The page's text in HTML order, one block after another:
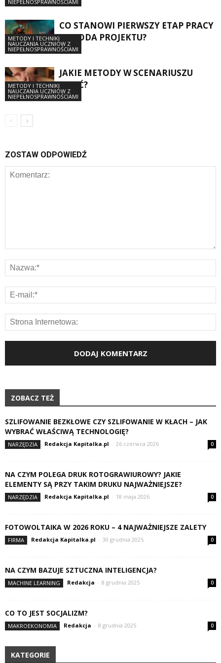
NIEPEŁNOSPRAWNOŚCIAMI
METODY I TECHNIKI
NAUCZANIA UCZNIÓW Z
NIEPEŁNOSPRAWNOŚCIAMI
CO STANOWI PIERWSZY ETAP PRACY
METODA PROJEKTU?
METODY I TECHNIKI
NAUCZANIA UCZNIÓW Z
NIEPEŁNOSPRAWNOŚCIAMI
JAKIE METODY W SCENARIUSZU
ZAJĘĆ?
ZOSTAW ODPOWIEDŹ
ZOBACZ TEŻ
SZLIFOWANIE BEZKŁOWE CZY SZLIFOWANIE W KŁACH – JAK
WYBRAĆ WŁAŚCIWĄ TECHNOLOGIĘ?
NARZĘDZIA Redakcja Kapitalka.pl - 26 czerwca 2026 0
NA CZYM POLEGA DRUK ROTOGRAWIUROWY? JAKIE
ELEMENTY SĄ PRZY TAKIM DRUKU NAJWAŻNIEJSZE?
NARZĘDZIA Redakcja Kapitalka.pl - 18 maja 2026 0
FOTOWOLTAIKA W 2026 ROKU – 4 NAJWAŻNIEJSZE ZALETY
FIRMA Redakcja Kapitalka.pl - 30 grudnia 2025 0
NA CZYM BAZUJE SZTUCZNA INTELIGENCJA?
MACHINE LEARNING Redakcja - 8 grudnia 2025 0
CO TO JEST SOCJALIZM?
MAKROEKONOMIA Redakcja - 8 grudnia 2025 0
KATEGORIE